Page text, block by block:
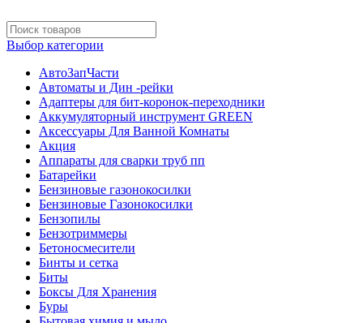
Выбор категории
АвтоЗапЧасти
Автоматы и Дин -рейки
Адаптеры для бит-коронок-переходники
Аккумуляторный инструмент GREEN
Аксессуары Для Ванной Комнаты
Акция
Аппараты для сварки труб пп
Батарейки
Бензиновые газонокосилки
Бензиновые Газонокосилки
Бензопилы
Бензотриммеры
Бетоносмесители
Бинты и сетка
Биты
Боксы Для Хранения
Буры